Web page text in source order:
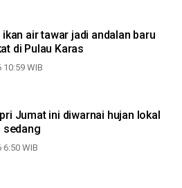
ikan air tawar jadi andalan baru
di Pulau Karas
10:59 WIB
Jumat ini diwarnai hujan lokal
sedang
6:50 WIB